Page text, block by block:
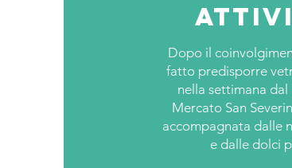
Dopo il
fatto predisporre
nella settimana
Mercato San
accompagnata dalle
e dalle dolci